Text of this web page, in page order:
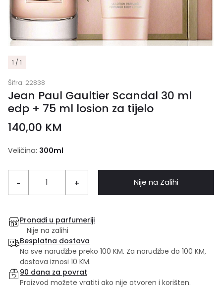
1 / 1
Šifra: 22838
Jean Paul Gaultier Scandal 30 ml
edp + 75 ml losion za tijelo
140,00 KM
Veličina: 300ml
- + Nije na Zalihi
Pronađi u parfumeriji
Nije na zalihi
Besplatna dostava
Na sve narudžbe preko 100 KM. Za narudžbe do 100 KM,
dostava iznosi 10 KM.
90 dana za povrat
Proizvod možete vratiti ako nije otvoren i korišten.